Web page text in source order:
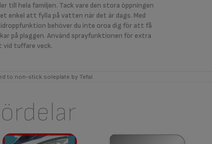
till hela familjen. Tack vare den stora öppningen
enkel att fylla på vatten när det är dags. Med
behöver du inte oroa dig för att få
på plaggen. Använd sprayfunktionen för extra
vid tuffare veck.
to non-stick soleplate by Tefal.